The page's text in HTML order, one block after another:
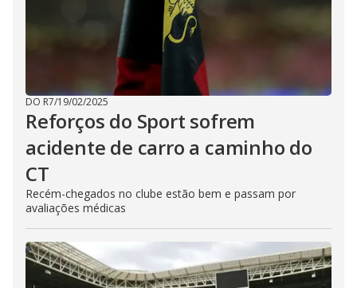
DO R7/19/02/2025
Reforços do Sport sofrem
acidente de carro a caminho do
CT
Recém-chegados no clube estão bem e passam por
avaliações médicas